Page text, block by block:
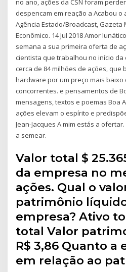
no ano, ações da CSN foram
despencam em reação a Acabou o
Agência Estado/Broadcast, Gazeta
Econômico. 14 Jul 2018 Amor
semana a sua primeira oferta de
cientista que trabalhou no início
cerca de 84 milhões de ações, que
hardware por um preço mais
concorrentes. e pensamentos de
mensagens, textos e poemas Boa
ações elevam o espírito e
Jean-Jacques A mim estás a
a semear.
Valor total $
da empresa no
ações. Qual o
patrimônio
empresa? Ativo
total Valor
R$ 3,86 Quanto a
em relação ao